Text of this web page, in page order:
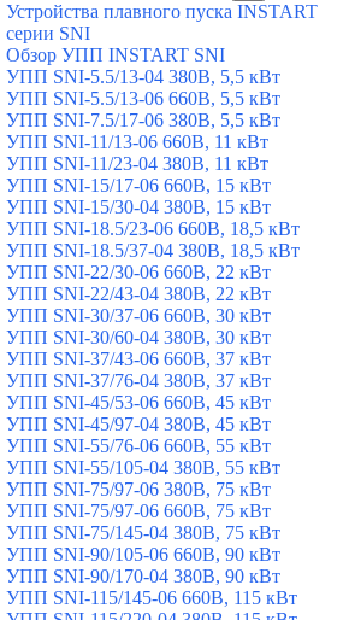
Устройства плавного пуска INSTART
серии SNI
Обзор УПП INSTART SNI
УПП SNI-5.5/13-04 380В, 5,5 кВт
УПП SNI-5.5/13-06 660В, 5,5 кВт
УПП SNI-7.5/17-06 380В, 5,5 кВт
УПП SNI-11/13-06 660В, 11 кВт
УПП SNI-11/23-04 380В, 11 кВт
УПП SNI-15/17-06 660В, 15 кВт
УПП SNI-15/30-04 380В, 15 кВт
УПП SNI-18.5/23-06 660В, 18,5 кВт
УПП SNI-18.5/37-04 380В, 18,5 кВт
УПП SNI-22/30-06 660В, 22 кВт
УПП SNI-22/43-04 380В, 22 кВт
УПП SNI-30/37-06 660В, 30 кВт
УПП SNI-30/60-04 380В, 30 кВт
УПП SNI-37/43-06 660В, 37 кВт
УПП SNI-37/76-04 380В, 37 кВт
УПП SNI-45/53-06 660В, 45 кВт
УПП SNI-45/97-04 380В, 45 кВт
УПП SNI-55/76-06 660В, 55 кВт
УПП SNI-55/105-04 380В, 55 кВт
УПП SNI-75/97-06 380В, 75 кВт
УПП SNI-75/97-06 660В, 75 кВт
УПП SNI-75/145-04 380В, 75 кВт
УПП SNI-90/105-06 660В, 90 кВт
УПП SNI-90/170-04 380В, 90 кВт
УПП SNI-115/145-06 660В, 115 кВт